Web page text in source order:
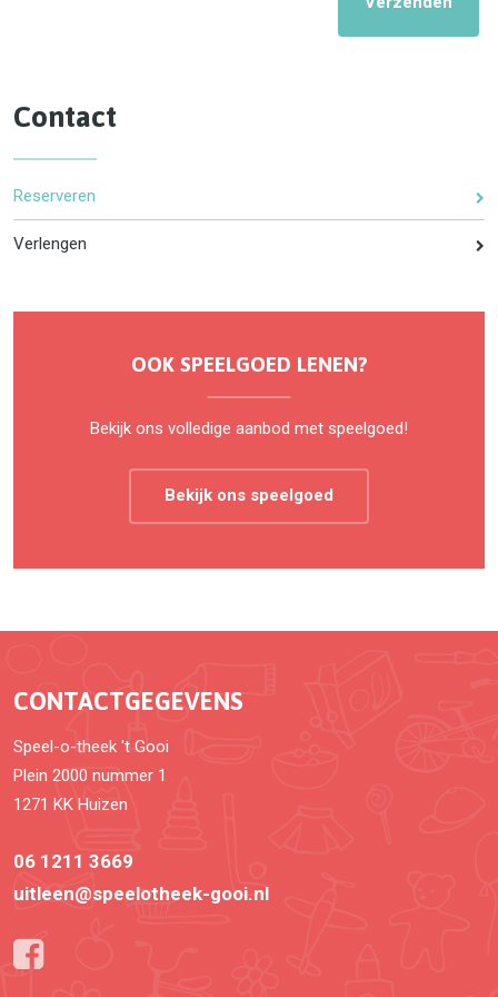
Contact
Reserveren
Verlengen
OOK SPEELGOED LENEN?
Bekijk ons volledige aanbod met speelgoed!
Bekijk ons speelgoed
CONTACTGEGEVENS
Speel-o-theek 't Gooi
Plein 2000 nummer 1
1271 KK Huizen
06 1211 3669
uitleen@speelotheek-gooi.nl